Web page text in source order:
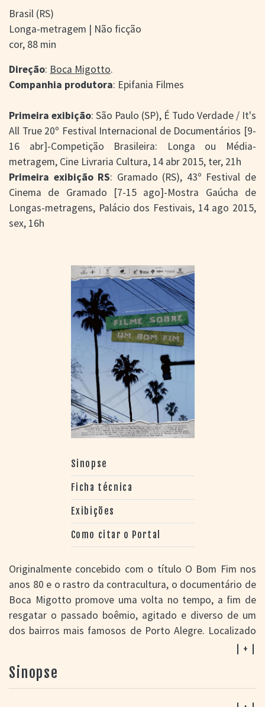
> LISTA DE FILMES
> FILMOGRAFIAS DE
CINEASTAS
> DISCOGRAFIAS
CONTATO E
LOCALIZAÇÃO
Brasil (RS)
Longa-metragem | Não ficção
cor, 88 min
Direção: Boca Migotto.
Companhia produtora: Epifania Filmes
Primeira exibição: São Paulo (SP), É Tudo Verdade / It's
All True 20º Festival Internacional de Documentários [9-
16 abr]-Competição Brasileira: Longa ou Média-
metragem, Cine Livraria Cultura, 14 abr 2015, ter, 21h
Primeira exibição RS: Gramado (RS), 43º Festival de
Cinema de Gramado [7-15 ago]-Mostra Gaúcha de
Longas-metragens, Palácio dos Festivais, 14 ago 2015,
sex, 16h
Sinopse
Ficha técnica
Exibições
Como citar o Portal
Originalmente concebido com o título O Bom Fim nos
anos 80 e o rastro da contracultura, o documentário de
Boca Migotto promove uma volta no tempo, a fim de
resgatar o passado boêmio, agitado e diverso de um
dos bairros mais famosos de Porto Alegre. Localizado
próximo da zona central da capital gaúcha, e conhecido
um período de grande efervescência cultural no período
que marca o fim da ditadura militar (1964-1985) e início
| + |
Sinopse